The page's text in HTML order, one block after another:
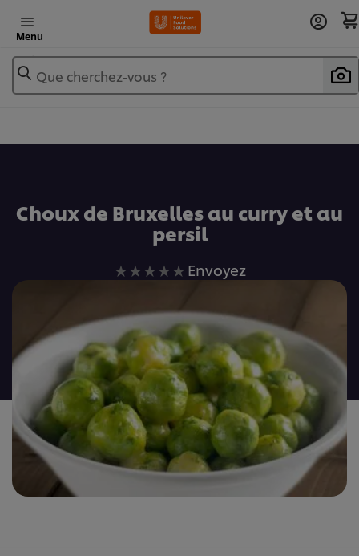
Menu
Que cherchez-vous ?
Choux de Bruxelles au curry et au
persil
Aucune
soumise
pour
ce
recipe
Envoyez